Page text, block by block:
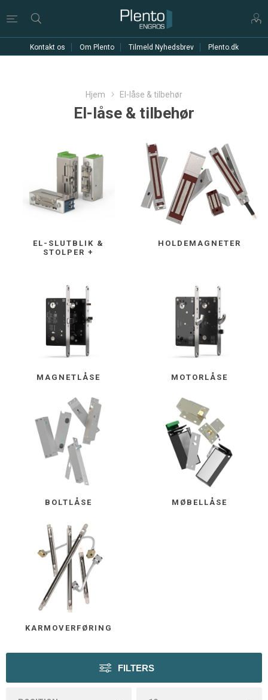
Kontakt os Om Plento Tilmeld Nyhedsbrev Plento.dk
Hjem El-låse & tilbehør
El-låse & tilbehør
EL-SLUTBLIK &
STOLPER +
HOLDEMAGNETER
MAGNETLÅSE MOTORLÅSE
BOLTLÅSE MØBELLÅSE
KARMOVERFØRING
FILTERS